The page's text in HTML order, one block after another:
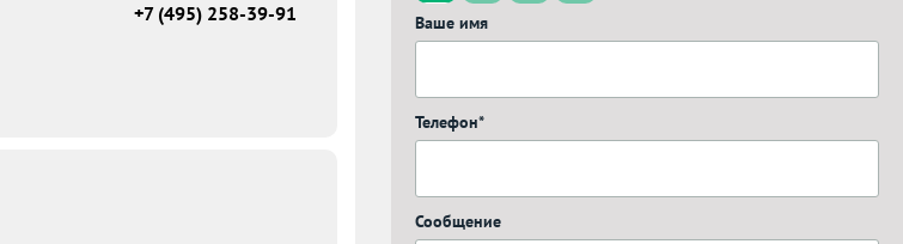
+7 (495) 258-39-91
Ваше имя
Телефон*
Сообщение